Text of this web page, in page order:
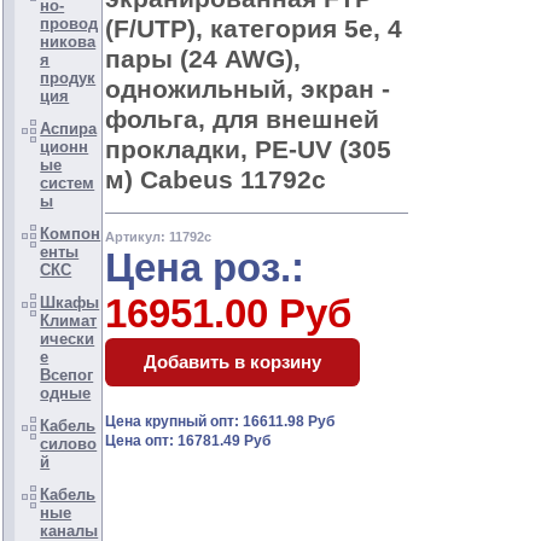
но-
провод
никова
я
продук
ция
Аспира
ционн
ые
систем
ы
Компон
енты
СКС
Шкафы
Климат
ически
е
Всепог
одные
Кабель
силово
й
Кабель
ные
каналы
(F/UTP), категория 5e, 4
пары (24 AWG),
одножильный, экран -
фольга, для внешней
прокладки, PE-UV (305
м) Cabeus 11792c
Артикул: 11792c
Цена роз.:
16951.00 Руб
Цена крупный опт: 16611.98 Руб
Цена опт: 16781.49 Руб